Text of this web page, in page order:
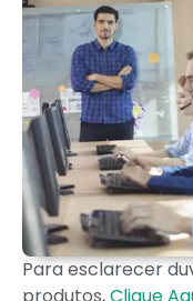
Para esclarecer